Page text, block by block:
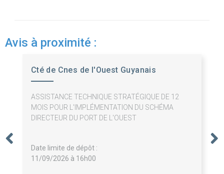
Avis à proximité :
Cté de Cnes de l'Ouest Guyanais
ASSISTANCE TECHNIQUE STRATÉGIQUE DE 12
MOIS POUR L'IMPLÉMENTATION DU SCHÉMA
DIRECTEUR DU PORT DE L'OUEST
Date limite de dépôt :
11/09/2026 à 16h00